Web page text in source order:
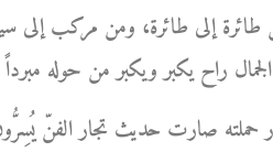
طائرة إلى طائرة، ومن مركب إلى
حملته صارت حديث تجار الفنّ